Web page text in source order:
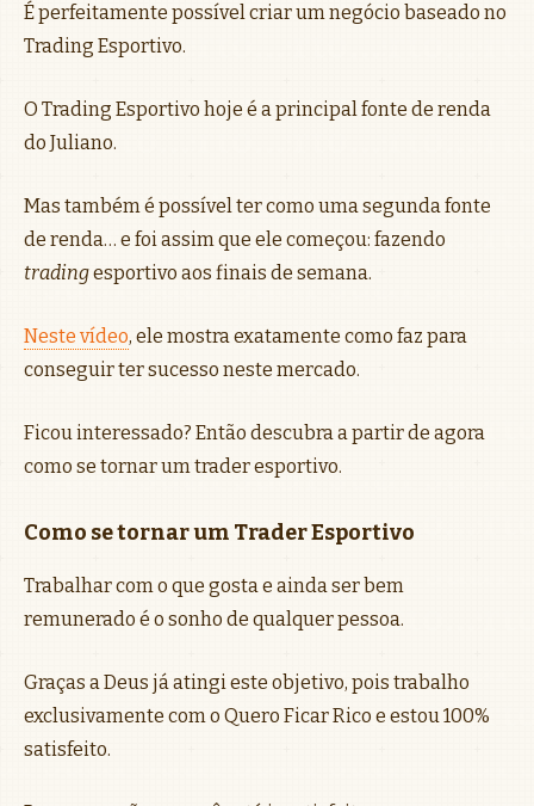
É perfeitamente possível criar um negócio baseado no
Trading Esportivo.
O Trading Esportivo hoje é a principal fonte de renda
do Juliano.
Mas também é possível ter como uma segunda fonte
de renda… e foi assim que ele começou: fazendo
tradingesportivo aos finais de semana.
Neste vídeo, ele mostra exatamente como faz para
conseguir ter sucesso neste mercado.
Ficou interessado? Então descubra a partir de agora
como se tornar um trader esportivo.
Como se tornar um Trader Esportivo
Trabalhar com o que gosta e ainda ser bem
remunerado é o sonho de qualquer pessoa.
Graças a Deus já atingi este objetivo, pois trabalho
exclusivamente com o Quero Ficar Rico e estou 100%
satisfeito.